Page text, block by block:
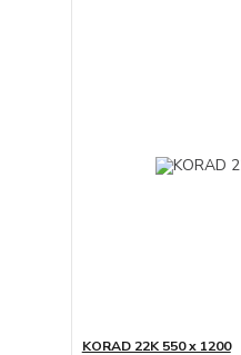
KORAD 22K 550 x 1200